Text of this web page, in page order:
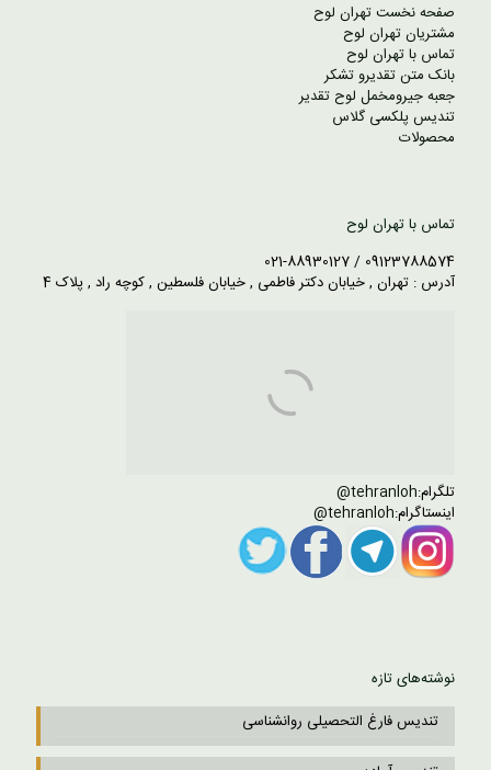
صفحه نخست تهران لوح
مشتریان تهران لوح
تماس با تهران لوح
بانک متن تقدیرو تشکر
جعبه جیرومخمل لوح تقدیر
تندیس پلکسی گلاس
محصولات
تماس با تهران لوح
09123788574 / 021-88930127
آدرس : تهران , خیابان دکتر فاطمی , خیابان فلسطین , کوچه راد , پلاک 4
تلگرام:tehranloh@
اینستاگرام:tehranloh@
نوشته‌های تازه
تندیس فارغ التحصیلی روانشناسی